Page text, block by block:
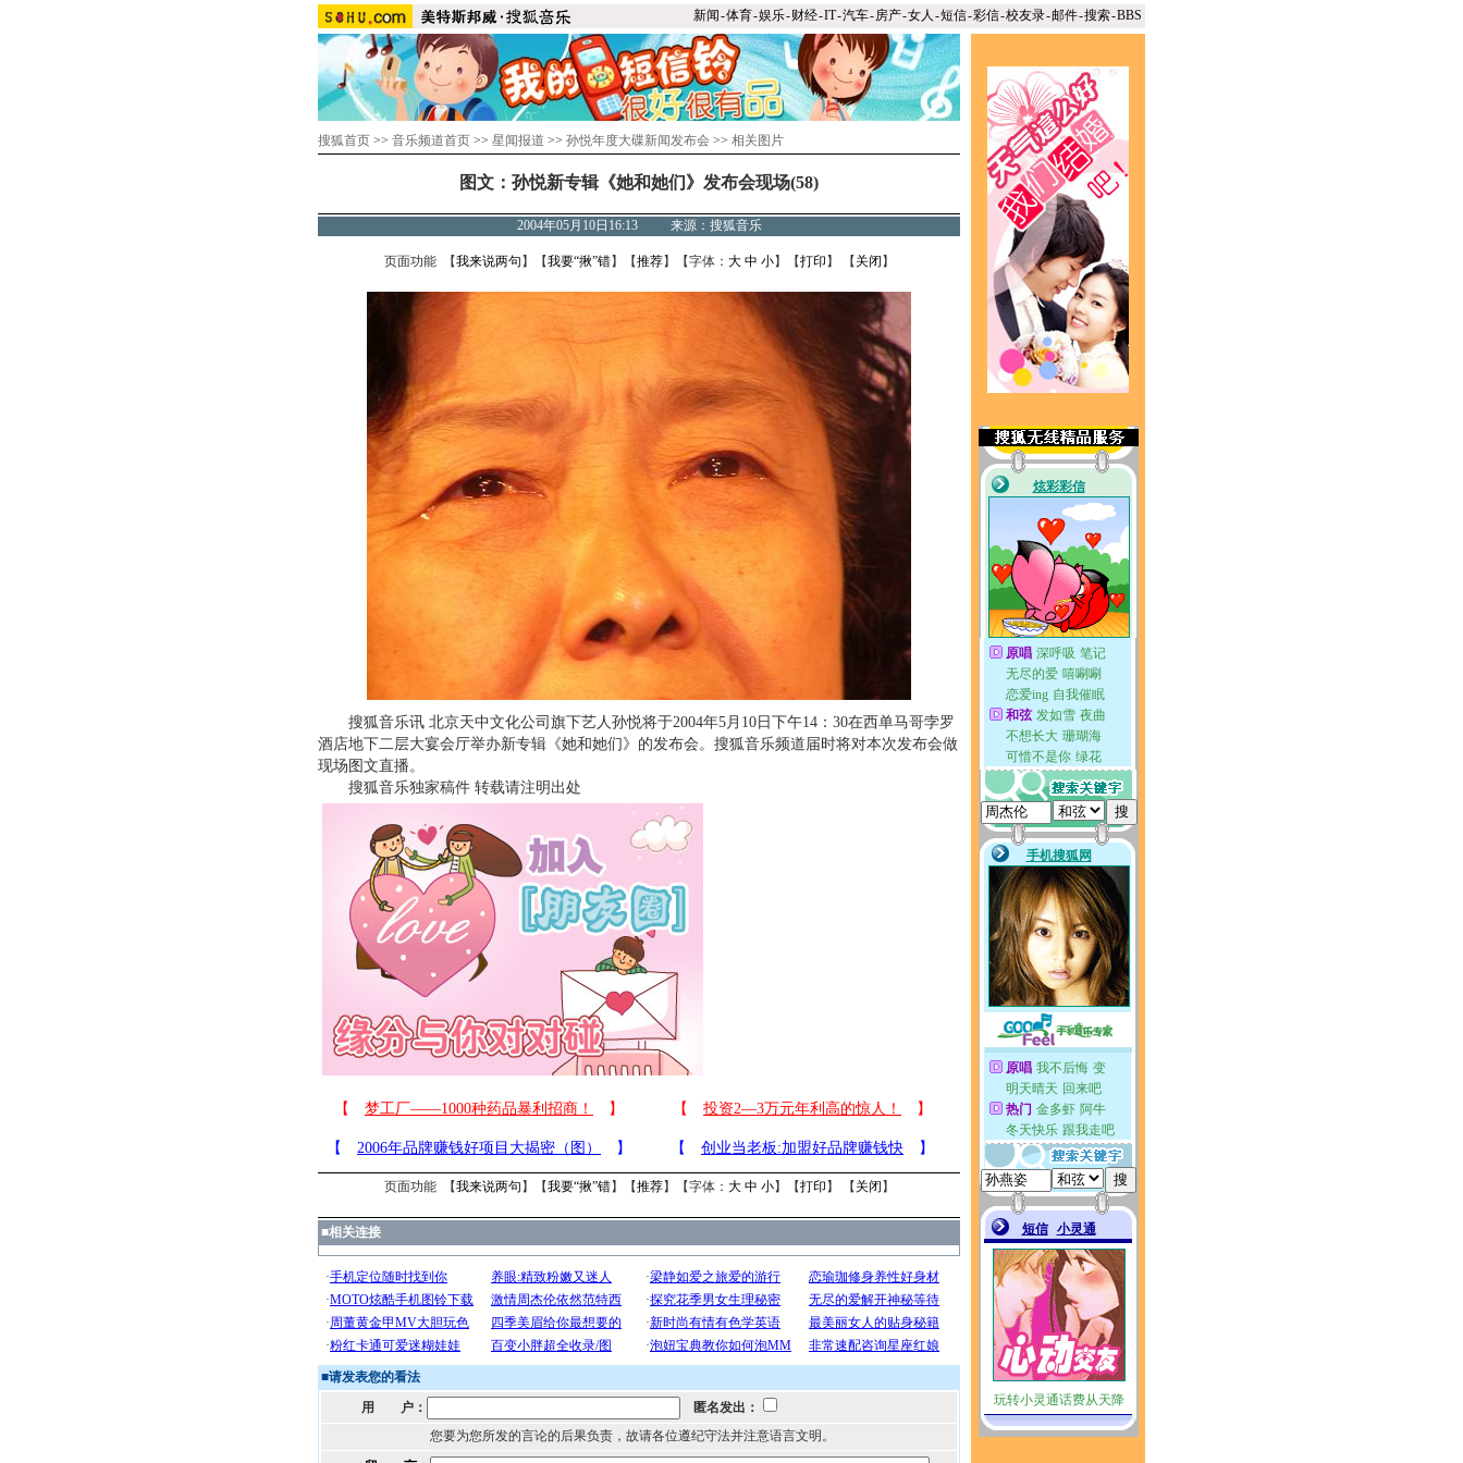
新闻-体育-娱乐-财经-IT-汽车-房产-女人 -短信-彩信-校友录-邮件-搜索-BBS
搜狐首页 >> 音乐频道首页 >> 星闻报道 >> 孙悦年度大碟新闻发布会 >> 相关图片
图文：孙悦新专辑《她和她们》发布会现场(58)
2004年05月10日16:13 来源：搜狐音乐
页面功能 【我来说两句 】【我要“揪”错】【推荐】【字体： 大 中 小】【打印 】 【 关闭 】
搜狐音乐讯 北京天中文化公司旗下艺人孙悦将于2004年5月10日下午14：30在西单马哥孛罗
酒店地下二层大宴会厅举办新专辑《她和她们》的发布会。搜狐音乐频道届时将对本次发布会做
现场图文直播。
搜狐音乐独家稿件 转载请注明出处
页面功能 【我来说两句 】【我要“揪”错】【推荐】【字体： 大 中 小】【打印 】 【 关闭 】
■相关连接
■请发表您的看法
用 户：
匿名发出：
您要为您所发的言论的后果负责，故请各位遵纪守法并注意语言文明。